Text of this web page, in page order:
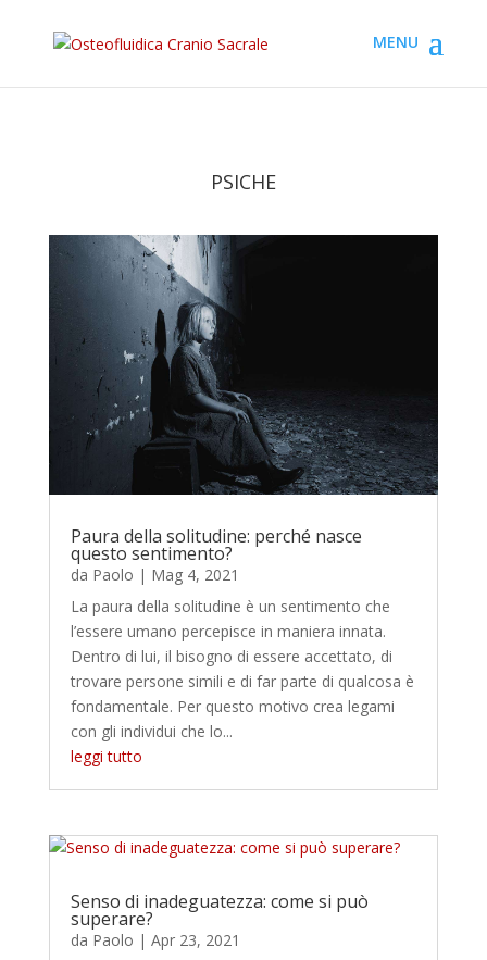
PSICHE
Paura della solitudine: perché nasce
questo sentimento?
da Paolo | Mag 4, 2021
La paura della solitudine è un sentimento che
l’essere umano percepisce in maniera innata.
Dentro di lui, il bisogno di essere accettato, di
trovare persone simili e di far parte di qualcosa è
fondamentale. Per questo motivo crea legami
con gli individui che lo...
leggi tutto
Senso di inadeguatezza: come si può
superare?
da Paolo | Apr 23, 2021